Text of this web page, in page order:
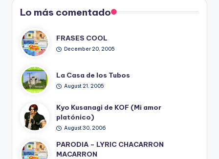
Lo más comentado
FRASES COOL
December 20, 2005
La Casa de los Tubos
August 21, 2005
Kyo Kusanagi de KOF (Mi amor
platónico)
August 30, 2006
PARODIA – LYRIC CHACARRON
MACARRON